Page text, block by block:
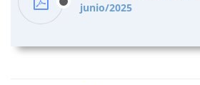
junio/2025